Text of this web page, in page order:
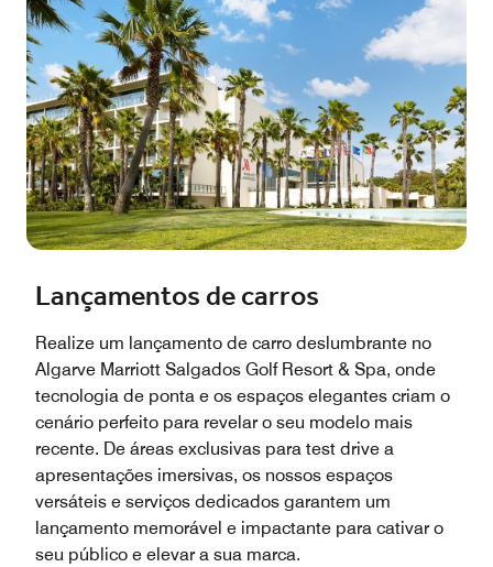
Lançamentos de carros
Realize um lançamento de carro deslumbrante no
Algarve Marriott Salgados Golf Resort & Spa, onde
tecnologia de ponta e os espaços elegantes criam o
cenário perfeito para revelar o seu modelo mais
recente. De áreas exclusivas para test drive a
apresentações imersivas, os nossos espaços
versáteis e serviços dedicados garantem um
lançamento memorável e impactante para cativar o
seu público e elevar a sua marca.